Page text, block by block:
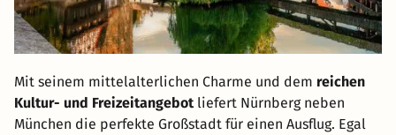
Mit seinem mittelalterlichen Charme und dem reichen
Kultur- und Freizeitangebotliefert Nürnberg neben
München die perfekte Großstadt für einen Ausflug. Egal